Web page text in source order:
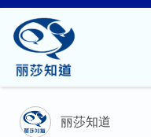
丽莎知道